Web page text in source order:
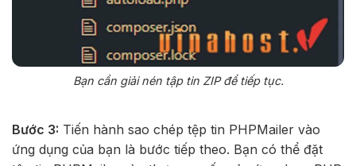
Bạn cần giải nén tập tin ZIP để tiếp tục.
Bước 3: Tiến hành sao chép tệp tin PHPMailer vào
ứng dụng của bạn là bước tiếp theo. Bạn có thể đặt